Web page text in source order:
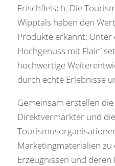
Frischfleisch. Die
Wipptals haben den
Produkte erkannt: Unter
Hochgenuss mit Flair“
hochwertige
durch echte Erlebnisse
Gemeinsam erstellen
Direktvermarkter und die
Marketingmaterialien zu
Erzeugnissen und